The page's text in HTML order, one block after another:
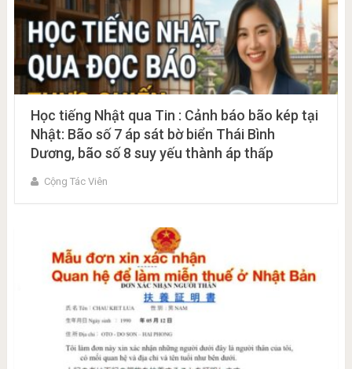
Học tiếng Nhật qua Tin : Cảnh báo bão kép tại
Nhật: Bão số 7 áp sát bờ biển Thái Bình
Dương, bão số 8 suy yếu thành áp thấp
Cộng Tác Viên